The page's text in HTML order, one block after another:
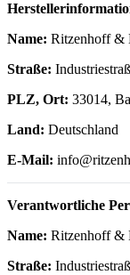
Name: Ritzenhoff &
Straße:
PLZ, Ort: 33014,
Land: Deutschland
E-Mail:
Verantwortliche
Name: Ritzenhoff &
Straße: